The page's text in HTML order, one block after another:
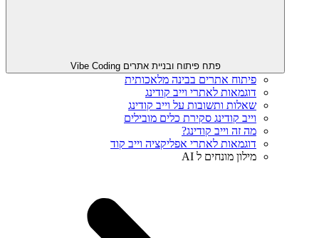
פתח פיתוח ובניית אתרים Vibe Coding
פיתוח אתרים בבינה מלאכותית
דוגמאות לאתרי וייב קודינג
שאלות ותשובות על וייב קודינג
וייב קודינג סקירת כלים מובילים
מה זה וייב קודינג?
דוגמאות לאתרי אפליקציה וייב קוד
מילון מונחים ל AI